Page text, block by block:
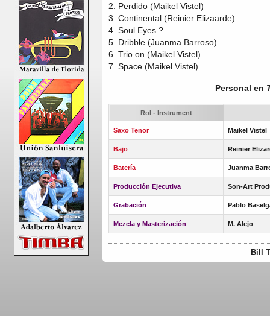
2. Perdido (Maikel Vistel)
3. Continental (Reinier Elizaarde)
4. Soul Eyes ?
5. Dribble (Juanma Barroso)
6. Trio on (Maikel Vistel)
7. Space (Maikel Vistel)
Personal en
Rol - Instrument
Saxo Tenor Maikel Vistel
Bajo Reinier
Batería Juanma
Producción Ejecutiva Son-Art
Grabación Pablo
Mezcla y Masterización M. Alejo
Bill